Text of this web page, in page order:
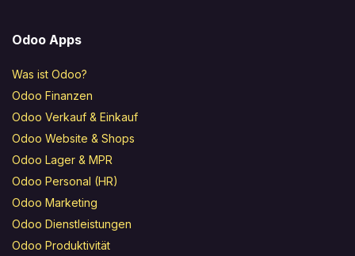
Odoo Apps
Was ist Odoo?
Odoo Finanzen
Odoo Verkauf & Einkauf
Odoo Website & Shops
Odoo Lager & MPR
Odoo Personal (HR)
Odoo Marketing
Odoo Dienstleistungen
Odoo Produktivität